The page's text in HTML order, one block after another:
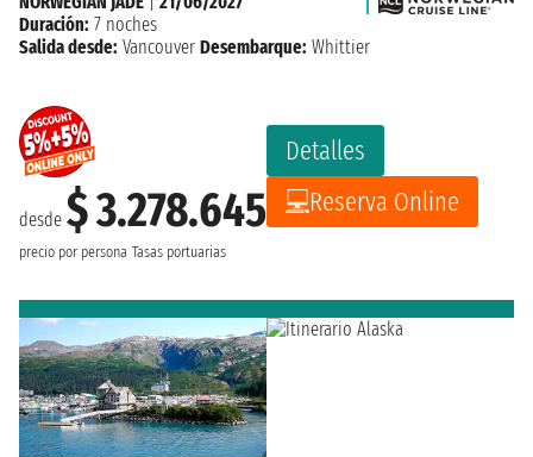
desde $ 3.278.645
precio por persona Tasas portuarias
Detalles
Reserva Online
Duración: 7 noches
Salida desde: Vancouver Desembarque: Whittier